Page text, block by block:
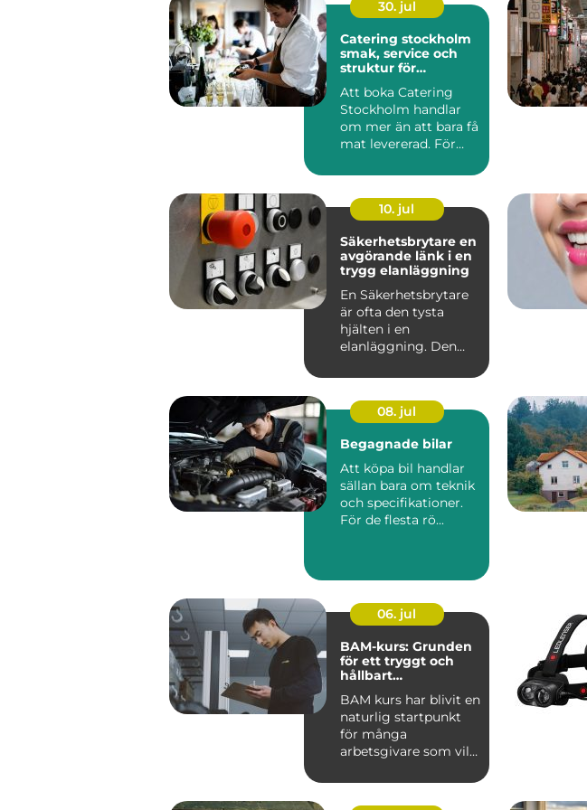
30. jul
Catering stockholm
smak, service och
struktur för
Att boka Catering
Stockholm handlar
om mer än att bara få
mat levererad. För
röda...
10. jul
Säkerhetsbrytare en
avgörande länk i en
trygg elanläggning
En Säkerhetsbrytare
är ofta den tysta
hjälten i en
elanläggning. Den
vardagen, men nä...
08. jul
Begagnade bilar
Att köpa bil handlar
sällan bara om teknik
och specifikationer.
För de flesta rö...
06. jul
BAM-kurs: Grunden
för ett tryggt och
hållbart
BAM kurs har blivit en
naturlig startpunkt
för många
arbetsgivare som vill